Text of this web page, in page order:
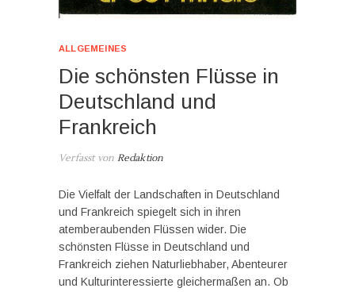
ALLGEMEINES
Die schönsten Flüsse in
Deutschland und
Frankreich
Verfasst von Redaktion
Die Vielfalt der Landschaften in Deutschland
und Frankreich spiegelt sich in ihren
atemberaubenden Flüssen wider. Die
schönsten Flüsse in Deutschland und
Frankreich ziehen Naturliebhaber, Abenteurer
und Kulturinteressierte gleichermaßen an. Ob